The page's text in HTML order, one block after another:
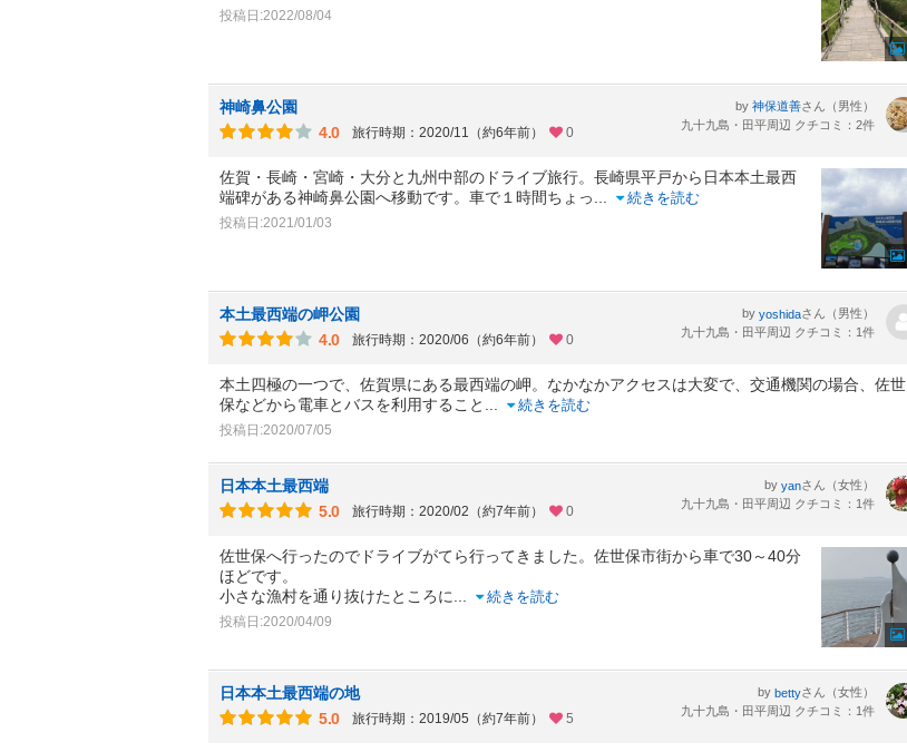
投稿日:2022/08/04
神崎鼻公園
4.0
旅行時期：2020/11（約6年前） 0
by 神保道善さん（男性）
九十九島・田平周辺 クチコミ：2件
佐賀・長崎・宮崎・大分と九州中部のドライブ旅行。長崎県平戸から日本本土最西
端碑がある神崎鼻公園へ移動です。車で１時間ちょっ
続きを読む
投稿日:2021/01/03
本土最西端の岬公園
4.0
旅行時期：2020/06（約6年前） 0
by yoshidaさん（男性）
九十九島・田平周辺 クチコミ：1件
本土四極の一つで、佐賀県にある最西端の岬。なかなかアクセスは大変で、交通機関の場合、佐世
保などから電車とバスを利用すること
続きを読む
投稿日:2020/07/05
日本本土最西端
5.0
旅行時期：2020/02（約7年前） 0
by yanさん（女性）
九十九島・田平周辺 クチコミ：1件
佐世保へ行ったのでドライブがてら行ってきました。佐世保市街から車で30～40分
ほどです。
小さな漁村を通り抜けたところに
続きを読む
投稿日:2020/04/09
日本本土最西端の地
5.0
旅行時期：2019/05（約7年前） 5
by bettyさん（女性）
九十九島・田平周辺 クチコミ：1件